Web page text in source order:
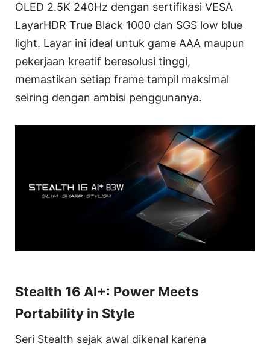
OLED 2.5K 240Hz dengan sertifikasi VESA
LayarHDR True Black 1000 dan SGS low blue
light. Layar ini ideal untuk game AAA maupun
pekerjaan kreatif beresolusi tinggi,
memastikan setiap frame tampil maksimal
seiring dengan ambisi penggunanya.
Stealth 16 AI+: Power Meets
Portability in Style
Seri Stealth sejak awal dikenal karena